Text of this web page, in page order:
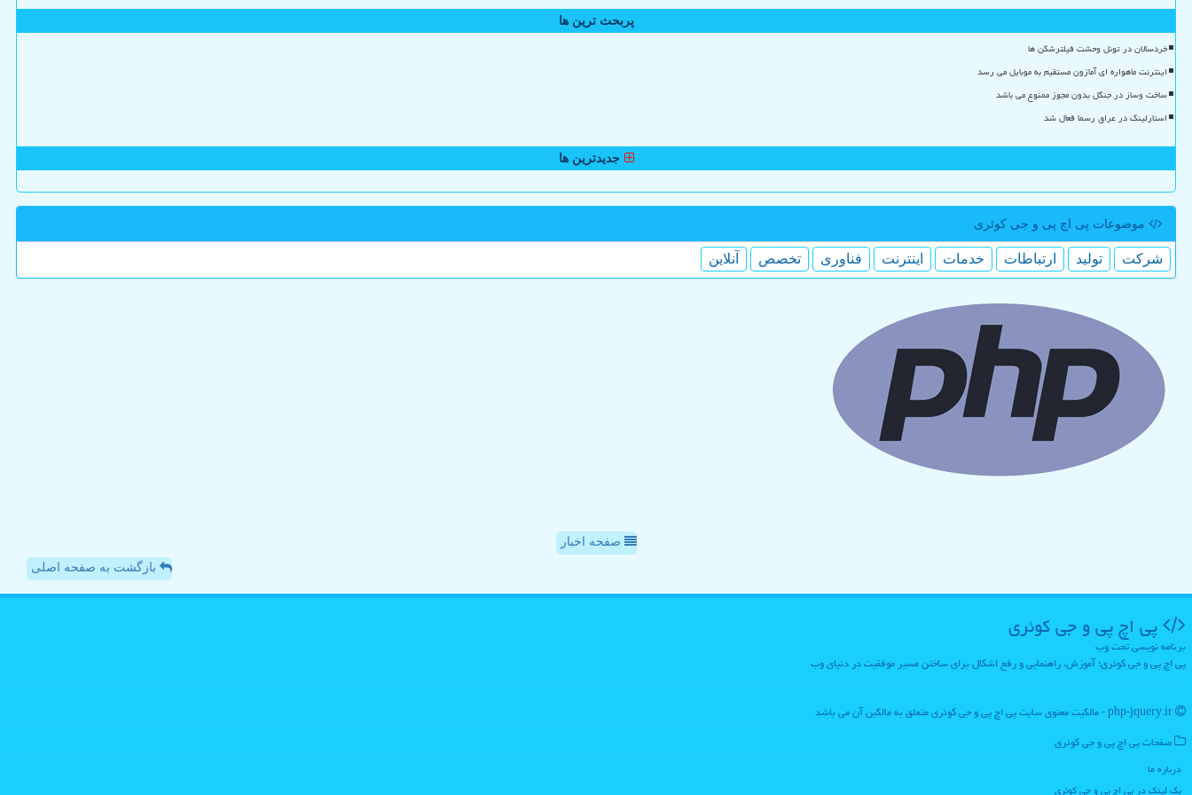
پربحث ترین ها
خردسالان در تونل وحشت فیلترشکن ها
اینترنت ماهواره ای آمازون مستقیم به موبایل می رسد
ساخت وساز در جنگل بدون مجوز ممنوع می باشد
استارلینک در عراق رسما فعال شد
جدیدترین ها
موضوعات پی اچ پی و جی كوئری
شركت تولید ارتباطات خدمات اینترنت فناوری تخصص آنلاین
صفحه اخبار
بازگشت به صفحه اصلی
پی اچ پی و جی كوئری
برنامه نویسی تحت وب
پی اچ پی و جی کوئری؛ آموزش، راهنمایی و رفع اشکال برای ساختن مسیر موفقیت در دنیای وب
صفحات پی اچ پی و جی كوئری
درباره ما
بک لینک در پی اچ پی و جی كوئری